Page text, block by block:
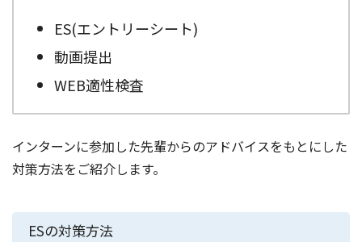
ES(エントリーシート)
動画提出
WEB適性検査
インターンに参加した先輩からのアドバイスをもとにした
対策方法をご紹介します。
ESの対策方法